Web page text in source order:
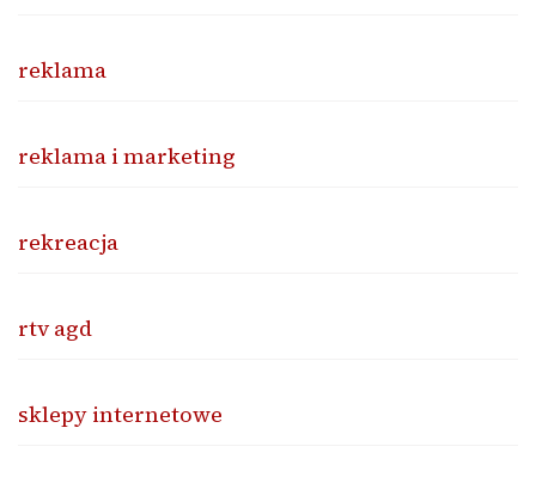
reklama
reklama i marketing
rekreacja
rtv agd
sklepy internetowe